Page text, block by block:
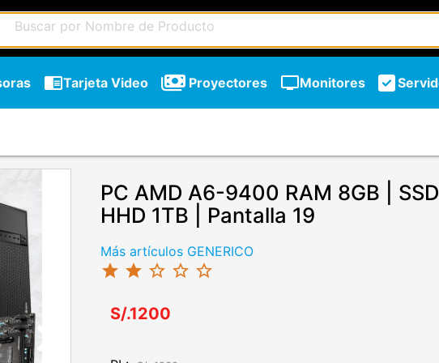
chrome_reader_modeTarjeta Video Proyectores tvMonitores
chevron_right
PC AMD A6-9400 RAM 8GB |
HHD 1TB | Pantalla 19
Más artículos GENERICO
star star star_border star_border star_border
S/.1200